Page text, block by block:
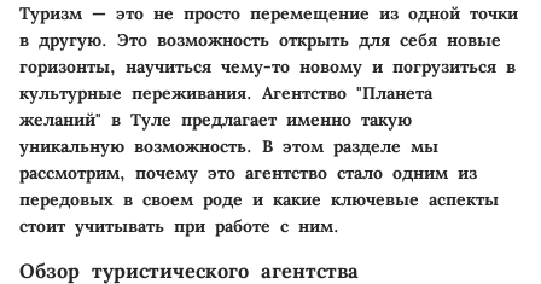
Туризм — это не просто перемещение из одной точки
в другую. Это возможность открыть для себя новые
горизонты, научиться чему-то новому и погрузиться в
культурные переживания. Агентство "Планета
желаний" в Туле предлагает именно такую
уникальную возможность. В этом разделе мы
рассмотрим, почему это агентство стало одним из
передовых в своем роде и какие ключевые аспекты
стоит учитывать при работе с ним.
Обзор туристического агентства